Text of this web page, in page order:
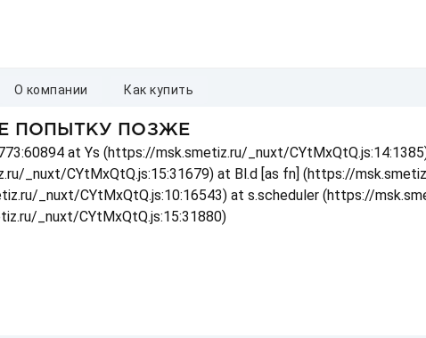
о компании как купить
ПОПЫТКУ ПОЗЖЕ
at Ys (https://msk.smetiz.ru/_nuxt/
_nuxt/CYtMxQtQ.js:15:31679) at Bl.d [as fn] (https://
_nuxt/CYtMxQtQ.js:10:16543) at s.scheduler (https://
_nuxt/CYtMxQtQ.js:15:31880)